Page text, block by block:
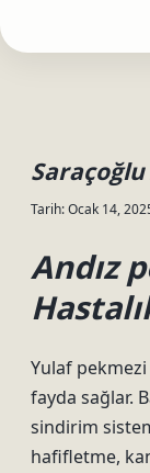
Saraçoğlu
Tarih: Ocak 14,
Andız
Yulaf
fayda sağlar.
sindirim
hafifletme,